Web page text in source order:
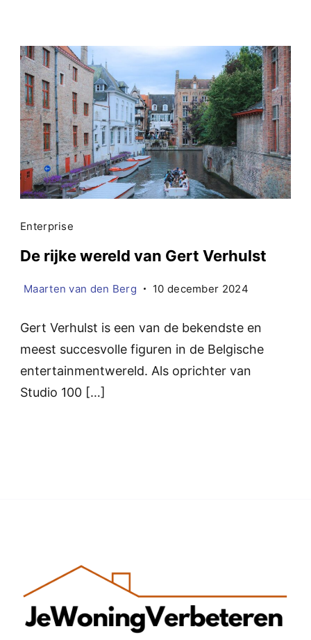
Enterprise
De rijke wereld van Gert Verhulst
Maarten van den Berg 10 december 2024
Gert Verhulst is een van de bekendste en
meest succesvolle figuren in de Belgische
entertainmentwereld. Als oprichter van
Studio 100 […]